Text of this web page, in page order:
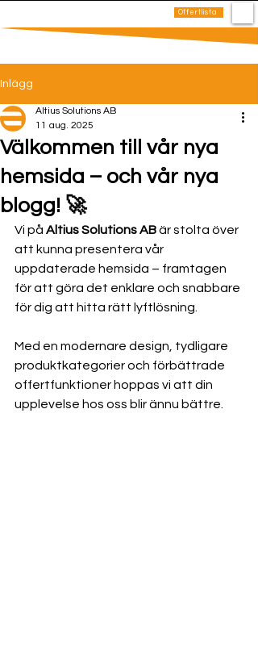
Offertlista
Inlägg
Välkommen till vår nya
hemsida – och vår nya
blogg! 🚀
Altius Solutions AB
11 aug. 2025
Vi på Altius Solutions AB är stolta över
att kunna presentera vår
uppdaterade hemsida – framtagen
för att göra det enklare och snabbare
för dig att hitta rätt lyftlösning.
Med en modernare design, tydligare
produktkategorier och förbättrade
offertfunktioner hoppas vi att din
upplevelse hos oss blir ännu bättre.